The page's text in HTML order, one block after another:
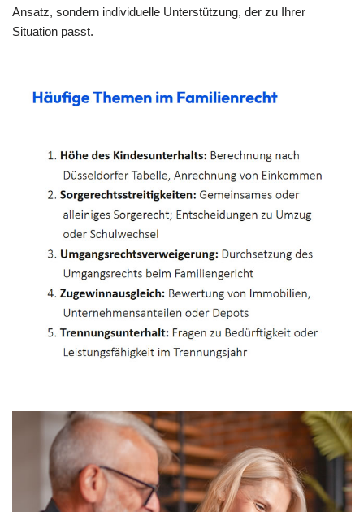
Ansatz, sondern individuelle Unterstützung, der zu Ihrer
Situation passt.